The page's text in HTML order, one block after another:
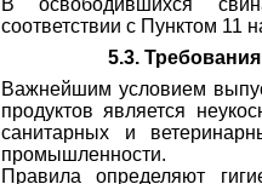
В освободившихся
соответствии с Пунктом 11
5.3.
Важнейшим условием
продуктов является
санитарных и
промышленности.
Правила определяют